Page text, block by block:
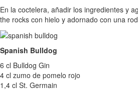
En la coctelera, añadir los ingredientes y
the rocks con hielo y adornado con una
Spanish Bulldog
6 cl Bulldog Gin
4 cl zumo de pomelo rojo
1,4 cl St. Germain